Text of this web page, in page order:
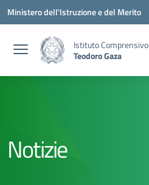
Vai ai contenuti
Vai al menu di navigazione
Vai al footer
Ministero dell'Istruzione e del Merito
Istituto Comprensivo
Teodoro Gaza
Notizie